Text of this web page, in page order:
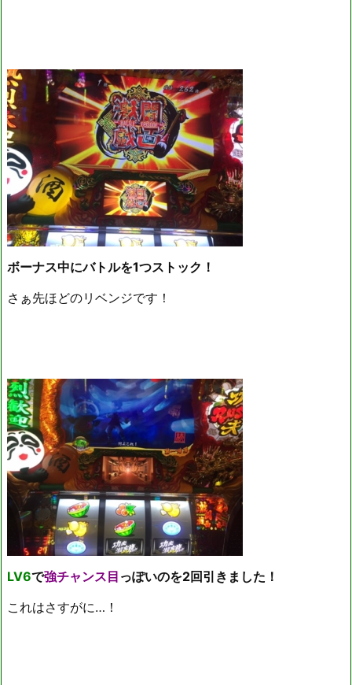
ボーナス中にバトルを1つストック！
さぁ先ほどのリベンジです！
LV6で強チャンス目 っぽいのを2回引きました！
これはさすがに…！